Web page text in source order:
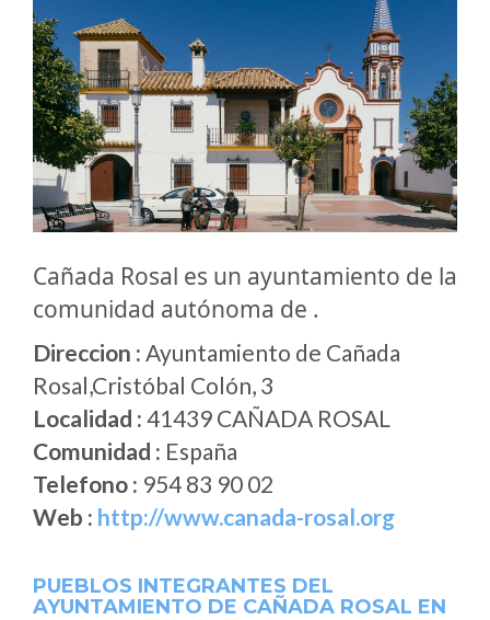
Cañada Rosal es un ayuntamiento de la
comunidad autónoma de .
Direccion : Ayuntamiento de Cañada
Rosal,Cristóbal Colón, 3
Localidad : 41439 CAÑADA ROSAL
Comunidad : España
Telefono : 954 83 90 02
Web : http://www.canada-rosal.org
PUEBLOS INTEGRANTES DEL
AYUNTAMIENTO DE CAÑADA ROSAL EN